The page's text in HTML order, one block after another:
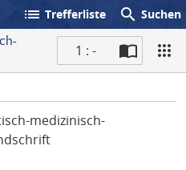
list Trefferliste search Suchen
1 : -
medizinisch-